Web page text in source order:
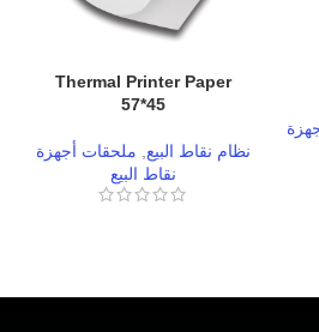
Thermal Printer Paper
57*45
نظام نقاط البيع
ملحقات أجهزة
نقاط البيع